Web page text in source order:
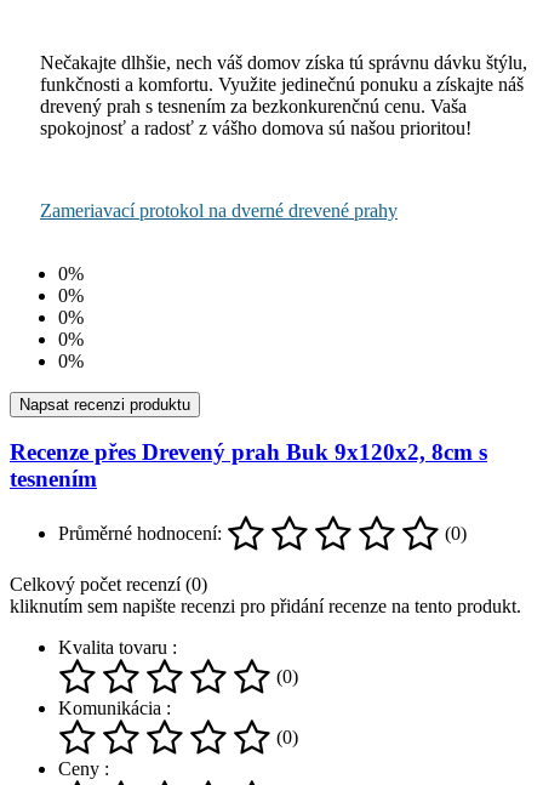
Nečakajte dlhšie, nech váš domov získa tú správnu dávku štýlu,
funkčnosti a komfortu. Využite jedinečnú ponuku a získajte náš
drevený prah s tesnením za bezkonkurenčnú cenu. Vaša
spokojnosť a radosť z vášho domova sú našou prioritou!
Zameriavací protokol na dverné drevené prahy
0%
0%
0%
0%
0%
Napsat recenzi produktu
Recenze přes Drevený prah Buk 9x120x2, 8cm s
tesnením
Průměrné hodnocení: (0)
Celkový počet recenzí (0)
kliknutím sem napište recenzi pro přidání recenze na tento produkt.
Kvalita tovaru :
(0)
Komunikácia :
(0)
Ceny :